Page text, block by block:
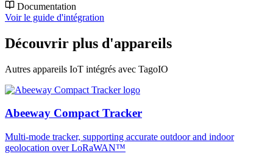
Documentation
Voir le guide d'intégration
Découvrir plus d'appareils
Autres appareils IoT intégrés avec TagoIO
Abeeway Compact Tracker
Multi-mode tracker, supporting accurate outdoor and indoor
geolocation over LoRaWAN™